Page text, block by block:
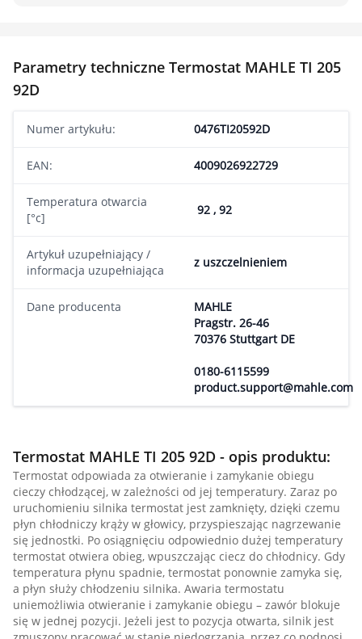
Parametry techniczne Termostat MAHLE TI 205
92D
Numer artykułu: 0476TI20592D
EAN: 4009026922729
Temperatura otwarcia
[°c]
92 , 92
Artykuł uzupełniający /
informacja uzupełniająca
z uszczelnieniem
Dane producenta
MAHLE
Pragstr. 26-46
70376 Stuttgart DE
0180-6115599
product.support@mahle.com
Termostat MAHLE TI 205 92D - opis produktu:
Termostat odpowiada za otwieranie i zamykanie obiegu
cieczy chłodzącej, w zależności od jej temperatury. Zaraz po
uruchomieniu silnika termostat jest zamknięty, dzięki czemu
płyn chłodniczy krąży w głowicy, przyspieszając nagrzewanie
się jednostki. Po osiągnięciu odpowiednio dużej temperatury
termostat otwiera obieg, wpuszczając ciecz do chłodnicy. Gdy
temperatura płynu spadnie, termostat ponownie zamyka się,
a płyn służy chłodzeniu silnika. Awaria termostatu
uniemożliwia otwieranie i zamykanie obiegu – zawór blokuje
się w jednej pozycji. Jeżeli jest to pozycja otwarta, silnik jest